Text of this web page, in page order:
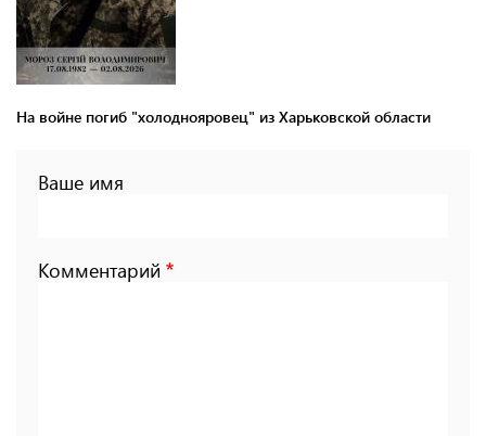
На войне погиб "холоднояровец" из Харьковской области
Ваше имя
Комментарий